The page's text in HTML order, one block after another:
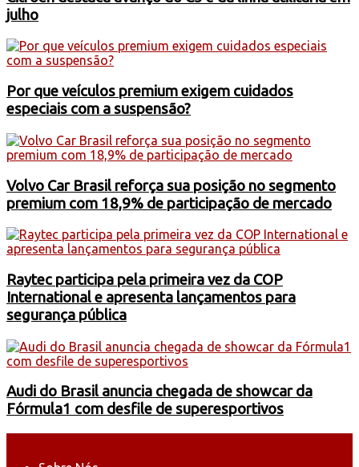
julho
Por que veículos premium exigem cuidados
especiais com a suspensão?
Volvo Car Brasil reforça sua posição no segmento
premium com 18,9% de participação de mercado
Raytec participa pela primeira vez da COP
International e apresenta lançamentos para
segurança pública
Audi do Brasil anuncia chegada de showcar da
Fórmula1 com desfile de superesportivos